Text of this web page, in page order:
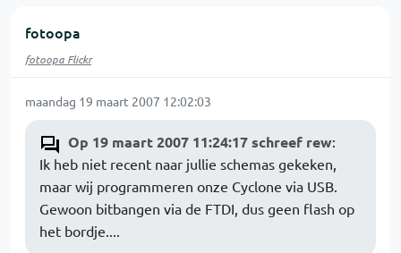
fotoopa
fotoopa Flickr
maandag 19 maart 2007 12:02:03
Op 19 maart 2007 11:24:17 schreef rew:
Ik heb niet recent naar jullie schemas gekeken,
maar wij programmeren onze Cyclone via USB.
Gewoon bitbangen via de FTDI, dus geen flash op
het bordje....